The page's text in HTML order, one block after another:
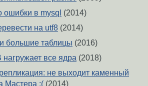
ошибки в mysql (2014)
на utf8 (2014)
большие таблицы (2016)
нагружает все ядра (2018)
не выходит каменный
Мастера :( (2014)